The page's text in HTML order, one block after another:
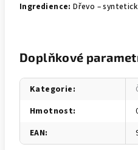
Ingredience:Dřevo –
Doplňkové
Kategorie:
Hmotnost:
EAN: